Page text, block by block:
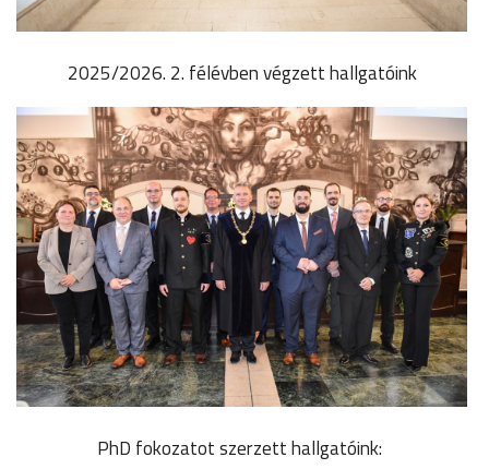
2025/2026. 2. félévben végzett hallgatóink
PhD fokozatot szerzett hallgatóink: